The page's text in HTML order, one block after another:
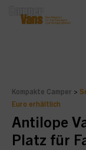
Kompakte Camper >
Euro erhältlich
Antilope
Platz für